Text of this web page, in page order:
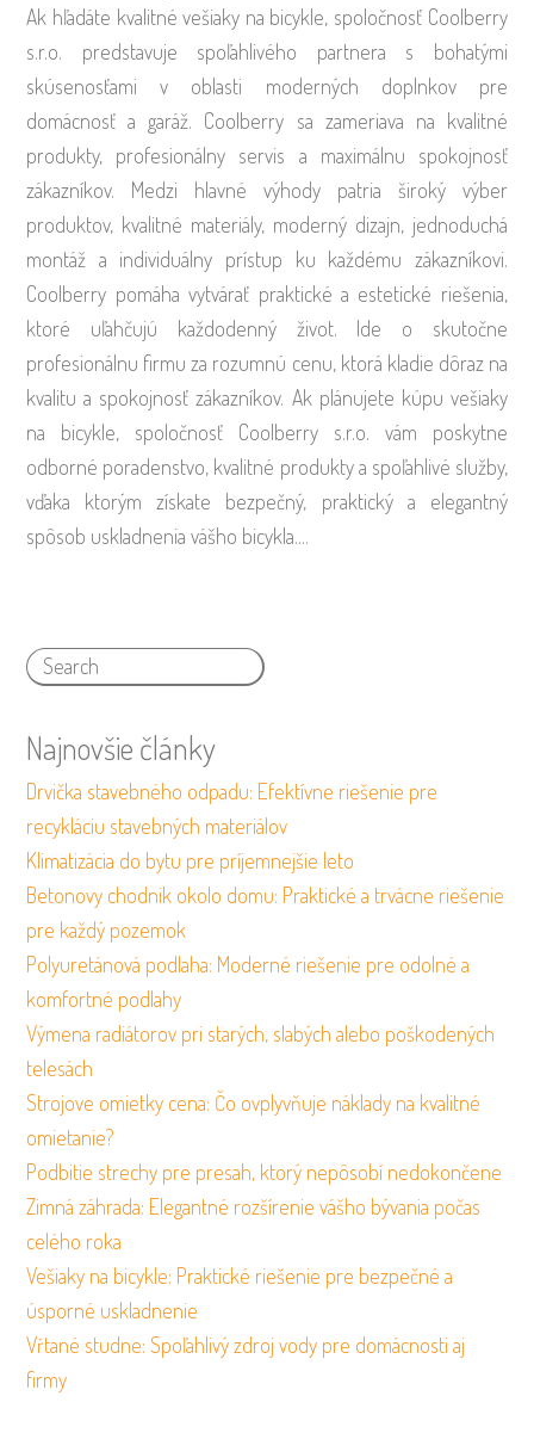
Ak hľadáte kvalitné vešiaky na bicykle, spoločnosť Coolberry
s.r.o. predstavuje spoľahlivého partnera s bohatými
skúsenosťami v oblasti moderných doplnkov pre
domácnosť a garáž. Coolberry sa zameriava na kvalitné
produkty, profesionálny servis a maximálnu spokojnosť
zákazníkov. Medzi hlavné výhody patria široký výber
produktov, kvalitné materiály, moderný dizajn, jednoduchá
montáž a individuálny prístup ku každému zákazníkovi.
Coolberry pomáha vytvárať praktické a estetické riešenia,
ktoré uľahčujú každodenný život. Ide o skutočne
profesionálnu firmu za rozumnú cenu, ktorá kladie dôraz na
kvalitu a spokojnosť zákazníkov. Ak plánujete kúpu vešiaky
na bicykle, spoločnosť Coolberry s.r.o. vám poskytne
odborné poradenstvo, kvalitné produkty a spoľahlivé služby,
vďaka ktorým získate bezpečný, praktický a elegantný
spôsob uskladnenia vášho bicykla.…
Najnovšie články
Drvička stavebného odpadu: Efektívne riešenie pre
recykláciu stavebných materiálov
Klimatizácia do bytu pre príjemnejšie leto
Betonovy chodnik okolo domu: Praktické a trvácne riešenie
pre každý pozemok
Polyuretánová podlaha: Moderné riešenie pre odolné a
komfortné podlahy
Výmena radiátorov pri starých, slabých alebo poškodených
telesách
Strojove omietky cena: Čo ovplyvňuje náklady na kvalitné
omietanie?
Podbitie strechy pre presah, ktorý nepôsobí nedokončene
Zimná záhrada: Elegantné rozšírenie vášho bývania počas
celého roka
Vešiaky na bicykle: Praktické riešenie pre bezpečné a
úsporné uskladnenie
Vŕtané studne: Spoľahlivý zdroj vody pre domácnosti aj
firmy